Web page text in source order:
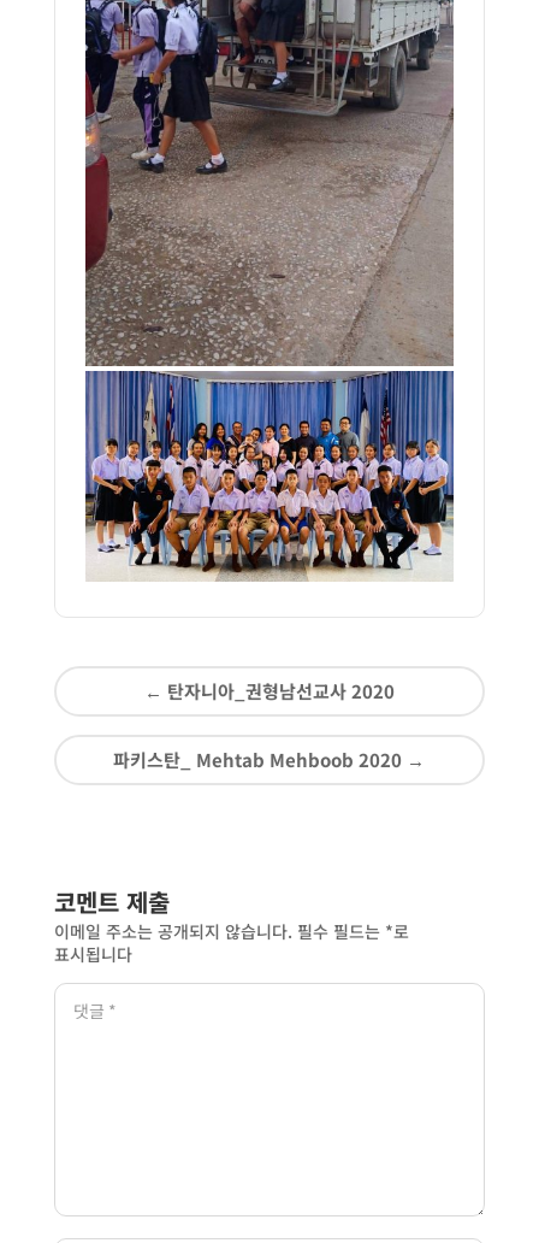
← 탄자니아_권형남선교사 2020
파키스탄_ Mehtab Mehboob 2020 →
코멘트 제출
이메일 주소는 공개되지 않습니다. 필수 필드는 *로
표시됩니다